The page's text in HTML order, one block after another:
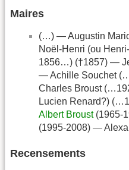
Maires
(…) — Augustin
Noël-Henri (ou
1856…) (†1857) —
— Achille Souchet
Charles Broust
Lucien Renard?)
Albert Broust(1965-
(1995-2008) —
Recensements